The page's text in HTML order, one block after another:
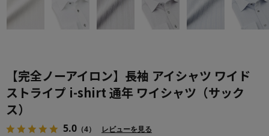
【完全ノーアイロン】長袖 アイシャツ ワイド
ストライプ i-shirt 通年 ワイシャツ（サック
ス）
5.0 （4） レビューを見る